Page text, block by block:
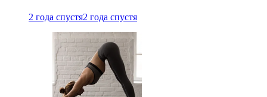
2 года спустя2 года спустя